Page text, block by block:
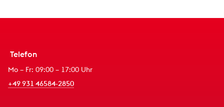
Telefon
Mo – Fr: 09:00 – 17:00 Uhr
+49 931 46584-2850